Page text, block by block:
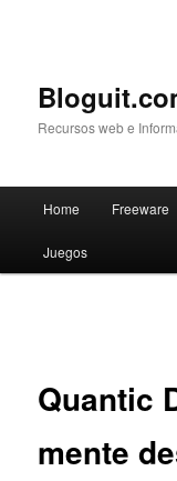
Recursos web e
Skip
to
Home Freeware
Juegos
Quantic
mente